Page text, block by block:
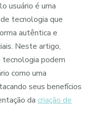
usuário é uma
tecnologia que
autêntica e
Neste artigo,
tecnologia podem
como uma
seus benefícios
dacriação de